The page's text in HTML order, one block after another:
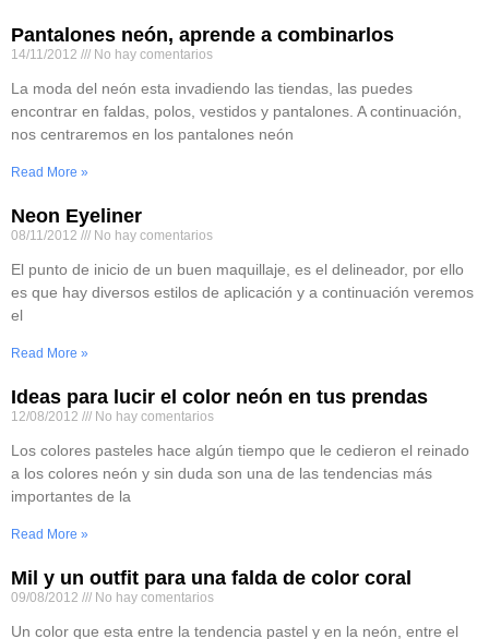
Pantalones neón, aprende a combinarlos
14/11/2012 No hay comentarios
La moda del neón esta invadiendo las tiendas, las puedes
encontrar en faldas, polos, vestidos y pantalones. A continuación,
nos centraremos en los pantalones neón
Read More »
Neon Eyeliner
08/11/2012 No hay comentarios
El punto de inicio de un buen maquillaje, es el delineador, por ello
es que hay diversos estilos de aplicación y a continuación veremos
el
Read More »
Ideas para lucir el color neón en tus prendas
12/08/2012 No hay comentarios
Los colores pasteles hace algún tiempo que le cedieron el reinado
a los colores neón y sin duda son una de las tendencias más
importantes de la
Read More »
Mil y un outfit para una falda de color coral
09/08/2012 No hay comentarios
Un color que esta entre la tendencia pastel y en la neón, entre el